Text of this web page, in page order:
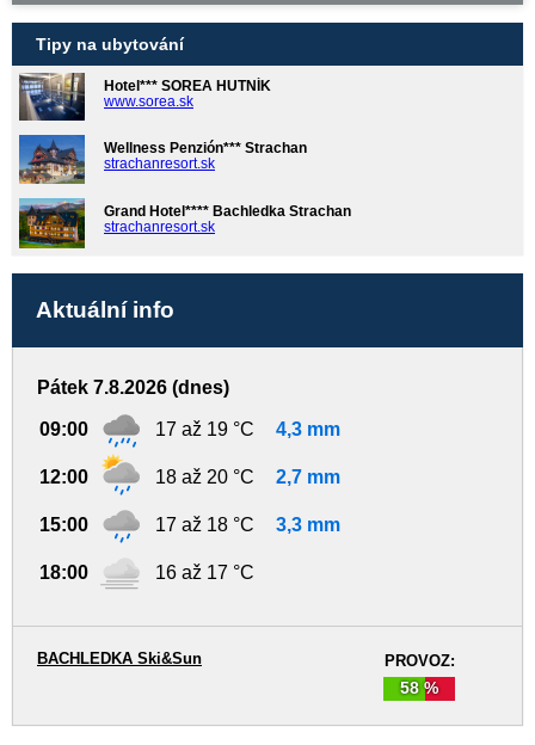
Tipy na ubytování
Hotel*** SOREA HUTNÍK
www.sorea.sk
Wellness Penzión*** Strachan
strachanresort.sk
Grand Hotel**** Bachledka Strachan
strachanresort.sk
Aktuální info
Pátek 7.8.2026 (dnes)
09:00 17 až 19 °C 4,3 mm
12:00 18 až 20 °C 2,7 mm
15:00 17 až 18 °C 3,3 mm
18:00 16 až 17 °C
PROVOZ:
58 %
BACHLEDKA Ski&Sun